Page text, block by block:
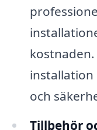
och
Tillbehör